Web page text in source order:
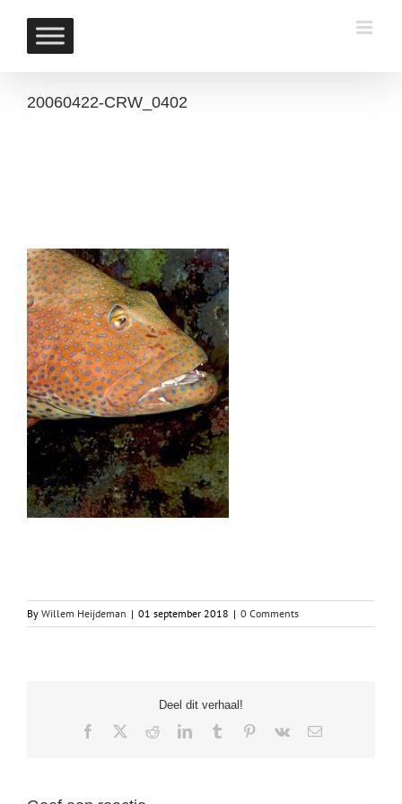
content
20060422-CRW_0402
By Willem Heijdeman | 01 september 2018 | 0 Comments
Deel dit verhaal!
Facebook RedditLinkedInTumblr Pinterest
Vk Email